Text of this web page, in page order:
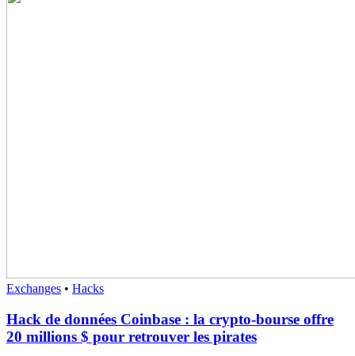
Exchanges • Hacks
Hack de données Coinbase : la crypto-bourse offre
20 millions $ pour retrouver les pirates